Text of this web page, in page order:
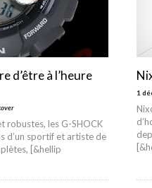
d’être à l’heure
robustes, les G-SHOCK
d’un sportif et artiste de
[&hellip
1